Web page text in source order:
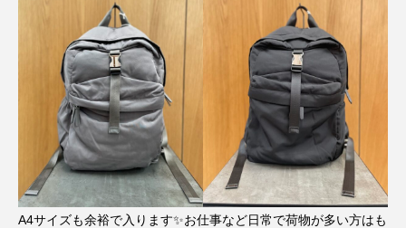
A4サイズも余裕で入ります✨お仕事など日常で荷物が多い方はも